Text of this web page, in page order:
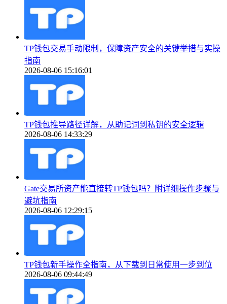
TP钱包交易手动限制，保障资产安全的关键举措与实操
指南
2026-08-06 15:16:01
TP钱包推导路径详解，从助记词到私钥的安全逻辑
2026-08-06 14:33:29
Gate交易所资产能直接转TP钱包吗？附详细操作步骤与
避坑指南
2026-08-06 12:29:15
TP钱包新手操作全指南，从下载到日常使用一步到位
2026-08-06 09:44:49